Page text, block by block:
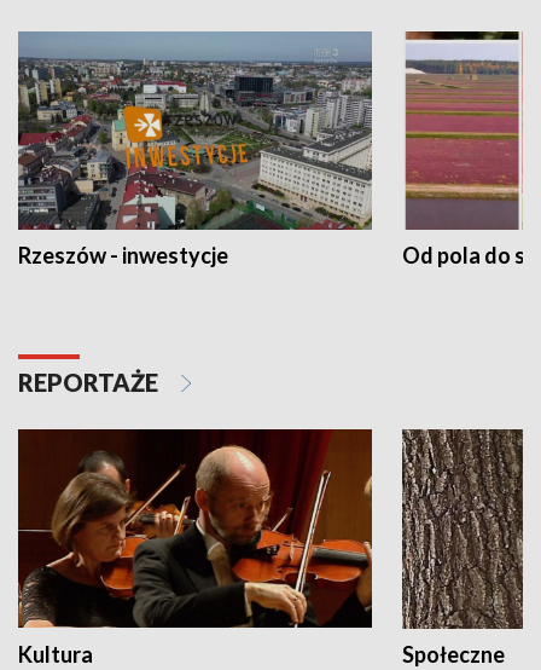
Rzeszów - inwestycje Od pola do
REPORTAŻE
Kultura Społeczne